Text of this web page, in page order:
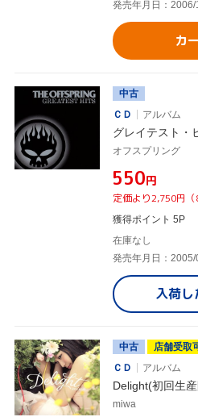
発売年月日：2006/
カ
中古
ＣＤ
アルバム
グレイテスト・
オフスプリング
¥550円
定価より2,750円（
獲得ポイント 5P
在庫なし
発売年月日：2005/
入荷し
中古
店舗受取
ＣＤ
アルバム
Delight(初回生
miwa